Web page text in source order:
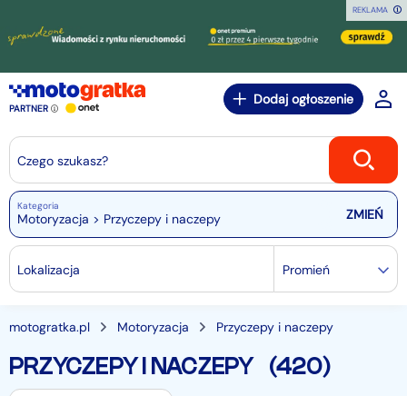
REKLAMA
PARTNER
Dodaj ogłoszenie
Czego szukasz?
Kategoria
Motoryzacja > Przyczepy i naczepy
Lokalizacja Promień
motogratka.pl Motoryzacja Przyczepy i naczepy
PRZYCZEPY I NACZEPY (420)